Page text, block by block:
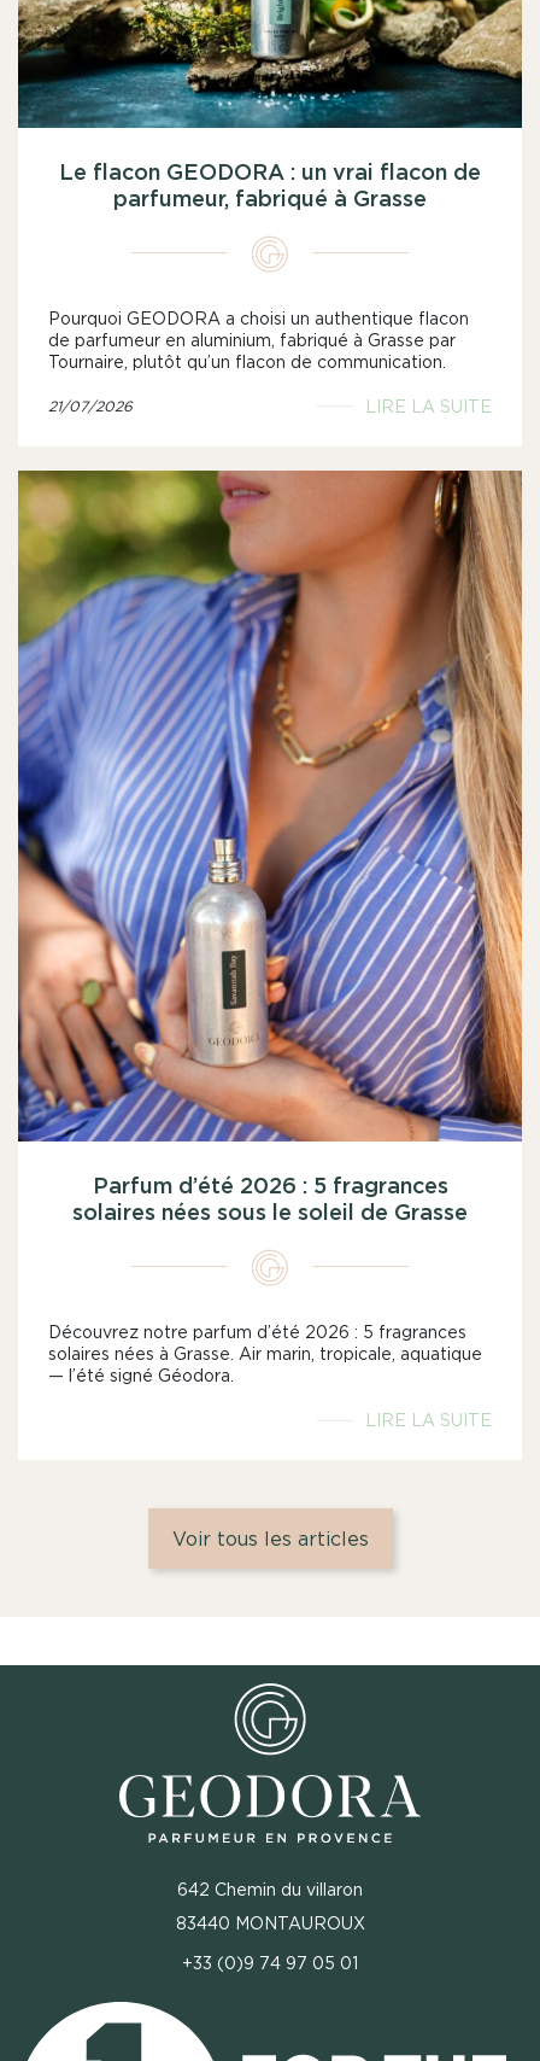
Le flacon GEODORA : un vrai flacon de
parfumeur, fabriqué à Grasse
Pourquoi GEODORA a choisi un authentique flacon
de parfumeur en aluminium, fabriqué à Grasse par
Tournaire, plutôt qu’un flacon de communication.
21/07/2026 LIRE LA SUITE
Parfum d’été 2026 : 5 fragrances
solaires nées sous le soleil de Grasse
Découvrez notre parfum d’été 2026 : 5 fragrances
solaires nées à Grasse. Air marin, tropicale, aquatique
— l’été signé Géodora.
LIRE LA SUITE
Voir tous les articles
642 Chemin du villaron
83440 MONTAUROUX
+33 (0)9 74 97 05 01